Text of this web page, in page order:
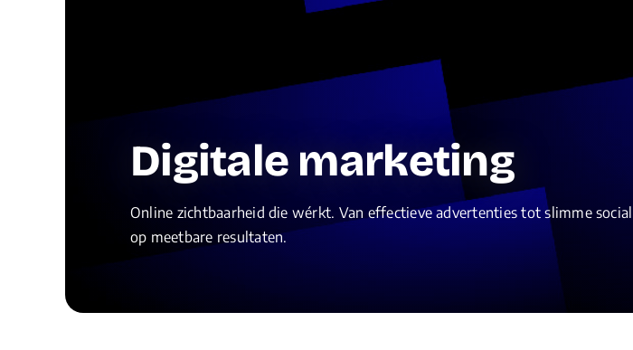
Digitale marketing
Online zichtbaarheid die wérkt. Van effectieve advertenties tot slimme
op meetbare resultaten.